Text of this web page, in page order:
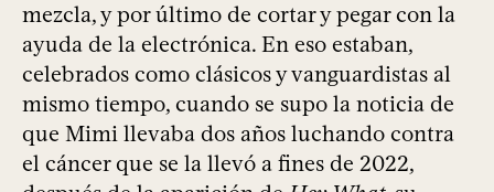
mezcla, y por último de cortar y pegar con la
ayuda de la electrónica. En eso estaban,
celebrados como clásicos y vanguardistas al
mismo tiempo, cuando se supo la noticia de
que Mimi llevaba dos años luchando contra
el cáncer que se la llevó a fines de 2022,